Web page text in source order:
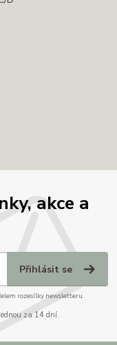
akce a
Přihlásit se
rozesílky newsletteru.
za 14 dní.